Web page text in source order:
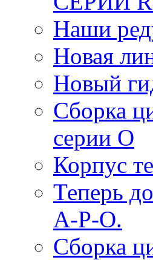
Наши
Новая
Новый
Сборка
серии O
Корпус
Теперь
A-P-O.
Сборка